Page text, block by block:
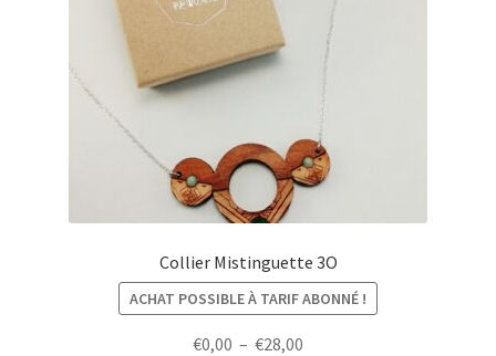
Collier Mistinguette 3O
ACHAT POSSIBLE À TARIF ABONNÉ !
€0,00 – €28,00